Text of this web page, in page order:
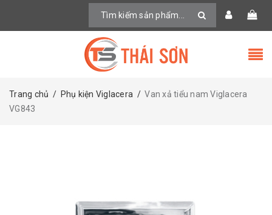
Trang chủ / Phụ kiện Viglacera / Van xả tiểu nam Viglacera
VG843